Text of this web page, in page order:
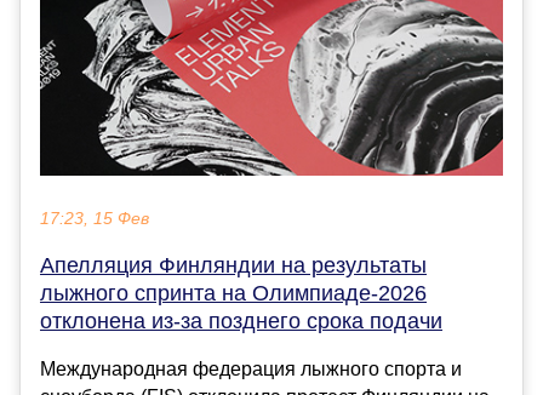
17:23, 15 Фев
Апелляция Финляндии на результаты
лыжного спринта на Олимпиаде‑2026
отклонена из‑за позднего срока подачи
Международная федерация лыжного спорта и